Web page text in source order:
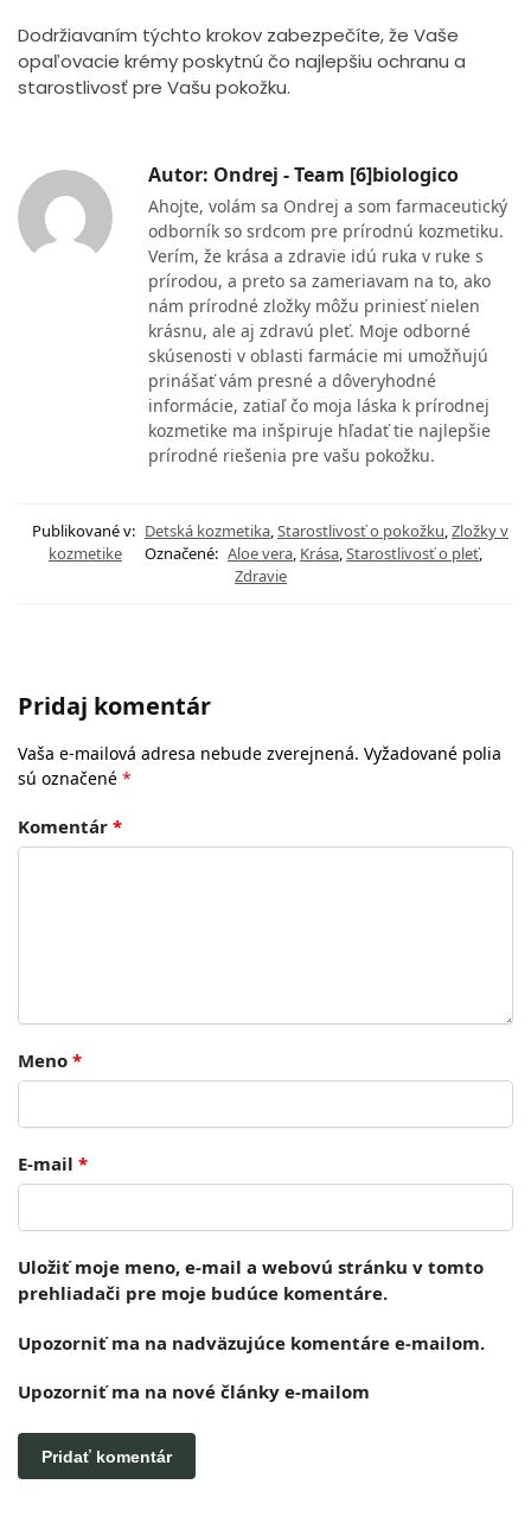
Dodržiavaním týchto krokov zabezpečíte, že Vaše
opaľovacie krémy poskytnú čo najlepšiu ochranu a
starostlivosť pre Vašu pokožku.
Autor: Ondrej - Team [6]biologico
Ahojte, volám sa Ondrej a som farmaceutický
odborník so srdcom pre prírodnú kozmetiku.
Verím, že krása a zdravie idú ruka v ruke s
prírodou, a preto sa zameriavam na to, ako
nám prírodné zložky môžu priniesť nielen
krásnu, ale aj zdravú pleť. Moje odborné
skúsenosti v oblasti farmácie mi umožňujú
prinášať vám presné a dôveryhodné
informácie, zatiaľ čo moja láska k prírodnej
kozmetike ma inšpiruje hľadať tie najlepšie
prírodné riešenia pre vašu pokožku.
Publikované v: Detská kozmetika,Starostlivosť o pokožku,Zložky v
kozmetike
Označené: Aloe vera, Krása,Starostlivosť o pleť,
Zdravie
Pridaj komentár
Vaša e-mailová adresa nebude zverejnená. Vyžadované polia
sú označené *
Komentár *
Meno *
E-mail *
Uložiť moje meno, e-mail a webovú stránku v tomto
prehliadači pre moje budúce komentáre.
Upozorniť ma na nadväzujúce komentáre e-mailom.
Upozorniť ma na nové články e-mailom